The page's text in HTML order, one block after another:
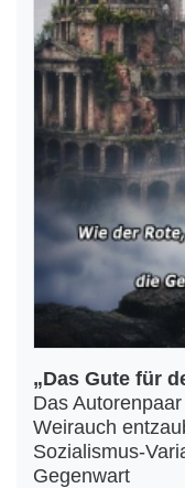
„Das Gute für
Das
Weirauch
Sozialismus-
Gegenwart